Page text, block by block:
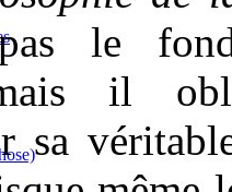
le
il
sa